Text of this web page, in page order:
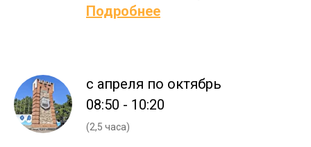
Подробнее
с апреля по октябрь
08:50 - 10:20
(2,5 часа)